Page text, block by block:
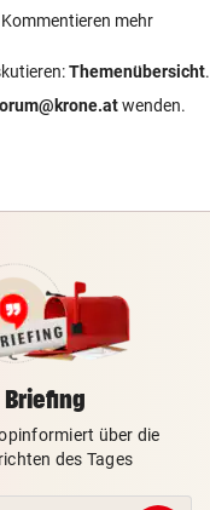
mehr
Themenübersicht.
wenden.
Briefing
über die
des Tages